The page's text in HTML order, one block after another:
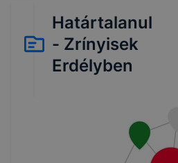
Határtalanul
- Zrínyisek
Erdélyben